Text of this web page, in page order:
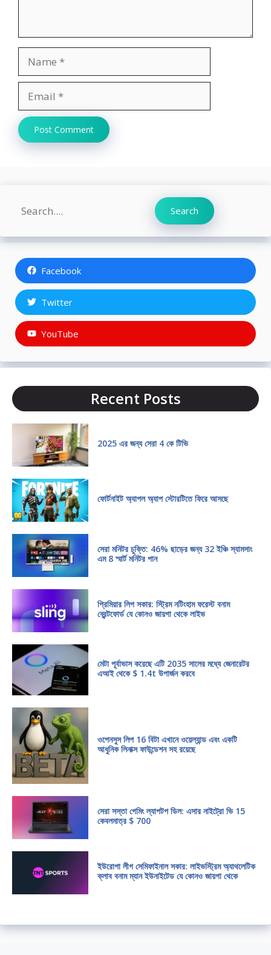
Website
Search Search
Facebook
Twitter
YouTube
Recent Posts
2025 এর জন্য সেরা 4 কে টিভি
ফোর্টনাইট অ্যাপল অ্যাপ স্টোরটিতে ফিরে আসছে
সেরা মনিটর চুক্তি: 46% ছাড়ের জন্য 32 ইঞ্চি স্যামসাং
এম 8 স্মার্ট মনিটর পান
প্রিমিয়ার লিগ সকার: স্ট্রিম নটিংহাম ফরেস্ট বনাম
ব্রেন্টফোর্ড যে কোনও জায়গা থেকে লাইভ
মেটা পূর্বাভাস করেছে এটি 2035 সালের মধ্যে জেনারেটর
এআই থেকে $ 1.4t উপার্জন করবে
ওপেনসুস লিপ 16 বিটা এখানে ওয়েল্যান্ড এবং একটি
আধুনিক লিনাক্স ফাউন্ডেশন সহ রয়েছে
সেরা সস্তা গেমিং ল্যাপটপ ডিল: এসার নাইট্রো ভি 15
কেবলমাত্র $ 700
ইউরোপা লীগ সেমিফাইনাল সকার: লাইভস্ট্রিম অ্যাথলেটিক
ক্লাব বনাম ম্যান ইউনাইটেড যে কোনও জায়গা থেকে